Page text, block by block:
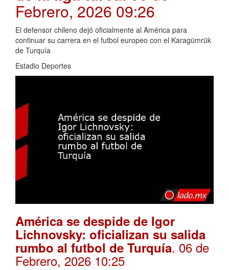
Febrero, 2026 09:26
El defensor chileno dejó oficialmente al América para
continuar su carrera en el futbol europeo con el Karagümrük
de Turquía
Estadio Deportes
América se despide de Igor
Lichnovsky: oficializan su salida
rumbo al futbol de Turquía. 06 de
Febrero, 2026 10:25